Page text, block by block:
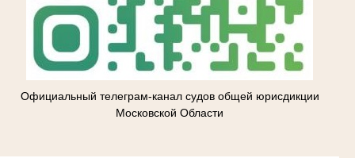
Официальный телеграм-канал судов общей юрисдикции
Московской Области